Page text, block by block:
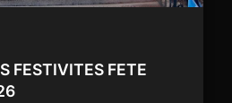
FESTIVITES FETE